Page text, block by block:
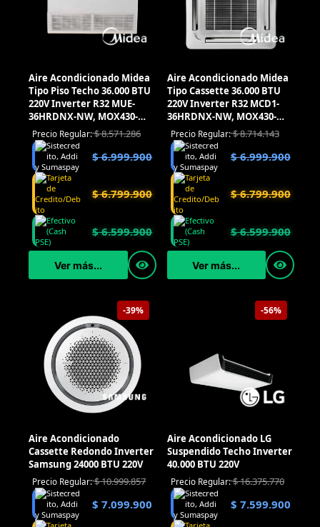
Aire Acondicionado Midea
Tipo Piso Techo 36.000 BTU
220V Inverter R32 MUE-
36HRDNX-NW, MOX430-
36HFN8-NW
Precio Regular:$8.571.286
$6.999.900
$6.799.900
$6.599.900
Ver más...
Aire Acondicionado Midea
Tipo Cassette 36.000 BTU
220V Inverter R32 MCD1-
36HRDNX-NW, MOX430-
36HFN8-NW
Precio Regular:$8.714.143
$6.999.900
$6.799.900
$6.599.900
Ver más...
-39%
Aire Acondicionado
Cassette Redondo Inverter
Samsung 24000 BTU 220V
Precio Regular:$10.999.857
$ 7.099.900
-56%
Aire Acondicionado LG
Suspendido Techo Inverter
40.000 BTU 220V
Precio Regular:$16.375.770
$ 7.599.900